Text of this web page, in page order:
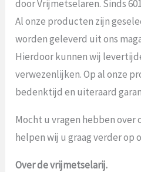
door Vrijmetselaren. Sinds
Al onze producten zijn
worden geleverd uit ons
Hierdoor kunnen wij
verwezenlijken. Op al onze
bedenktijd en uiteraard
Mocht u vragen hebben over
helpen wij u graag verder op
Over de vrijmetselarij.